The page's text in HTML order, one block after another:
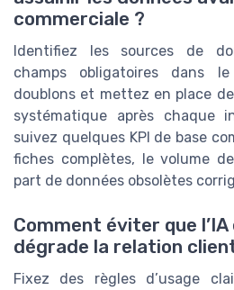
commerciale ?
Identifiez les sources de
champs obligatoires dans
doublons et mettez en place
systématique après chaque
suivez quelques KPI de base
fiches complètes, le volume
part de données obsolètes
Comment éviter que
dégrade la relation
Fixez des règles d’usage